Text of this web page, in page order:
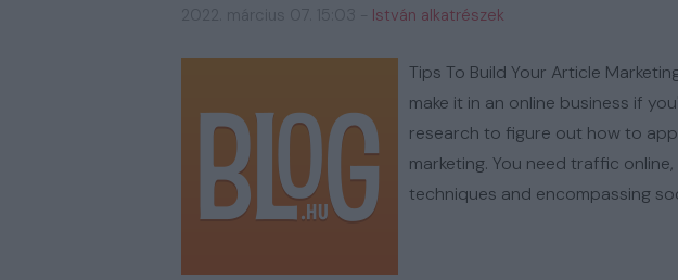
István alkatrészek
Tips To Build Your Article
make it in an online business if
research to figure out how to
marketing. You need traffic
techniques and encompassing